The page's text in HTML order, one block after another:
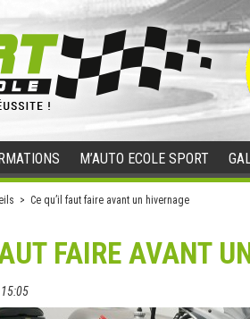
M’AUTO ECOLE SPORT
> Ce qu’il faut faire avant un hivernage
FAIRE AVANT